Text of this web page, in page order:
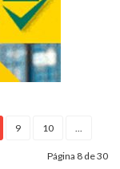
9 10 ...
Página 8 de 30